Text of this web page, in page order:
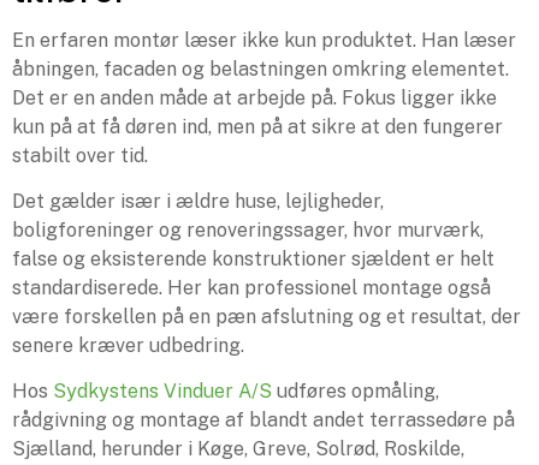
En erfaren montør læser ikke kun produktet. Han læser
åbningen, facaden og belastningen omkring elementet.
Det er en anden måde at arbejde på. Fokus ligger ikke
kun på at få døren ind, men på at sikre at den fungerer
stabilt over tid.
Det gælder især i ældre huse, lejligheder,
boligforeninger og renoveringssager, hvor murværk,
false og eksisterende konstruktioner sjældent er helt
standardiserede. Her kan professionel montage også
være forskellen på en pæn afslutning og et resultat, der
senere kræver udbedring.
Hos Sydkystens Vinduer A/S udføres opmåling,
rådgivning og montage af blandt andet terrassedøre på
Sjælland, herunder i Køge, Greve, Solrød, Roskilde,